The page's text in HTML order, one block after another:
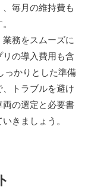
毎月の維持費も
務をスムーズに
の導入費用も含
っかりとした準備
トラブルを避け
の選定と必要書
きましょう。